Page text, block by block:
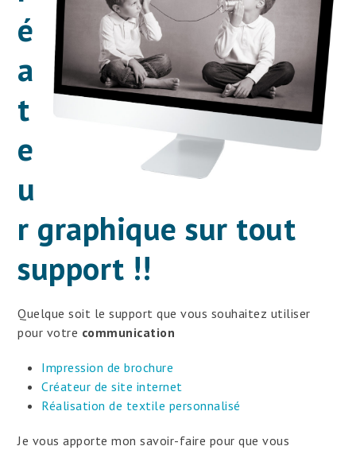
é
a
t
e
u
r graphique sur tout
support !!
Quelque soit le support que vous souhaitez utiliser
pour votre communication
Impression de brochure
Créateur de site internet
Réalisation de textile personnalisé
Je vous apporte mon savoir-faire pour que vous